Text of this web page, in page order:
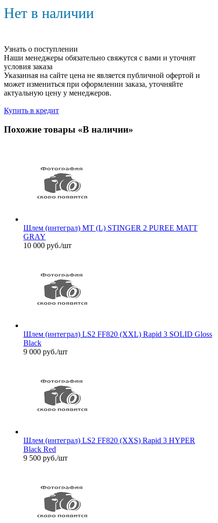
Нет в наличии
Узнать о поступлении
Наши менеджеры обязательно свяжутся с вами и уточнят
условия заказа
Указанная на сайте цена не является публичной офертой и
может измениться при оформлении заказа, уточняйте
актуальную цену у менеджеров.
Купить в кредит
Похожие товары «В наличии»
Шлем (интеграл) MT (L) STINGER 2 PUREE MATT
GRAY
10 000 руб./шт
Шлем (интеграл) LS2 FF820 (XXL) Rapid 3 SOLID Gloss
Black
9 000 руб./шт
Шлем (интеграл) LS2 FF820 (XXS) Rapid 3 HYPER
Black Red
9 500 руб./шт